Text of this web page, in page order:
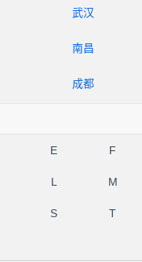
武汉
南昌
成都
E F
L M
S T